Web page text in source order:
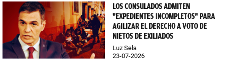
LOS CONSULADOS ADMITEN
"EXPEDIENTES INCOMPLETOS" PARA
AGILIZAR EL DERECHO A VOTO DE
NIETOS DE EXILIADOS
Luz Sela
23-07-2026